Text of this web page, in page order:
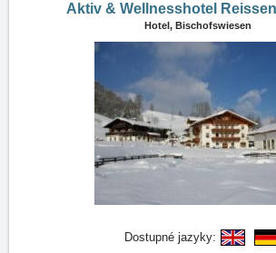
Aktiv & Wellnesshotel
Hotel, Bischofswiesen
Dostupné jazyky: